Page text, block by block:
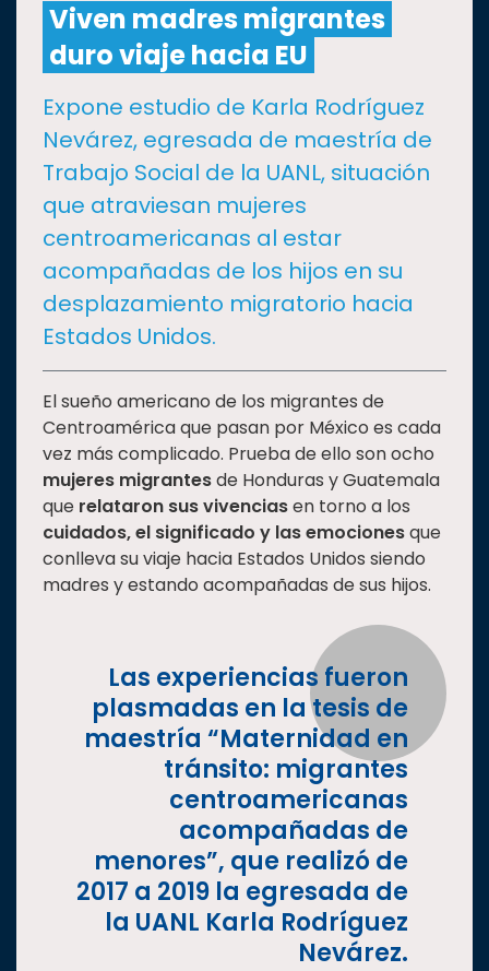
CULTURA
I+D+IEXPERTOS
SALUD
SUSTENTABILIDAD
TEMAS
Oferta
educativa
Estudiantes
Rectoría
Investigación
Internacionalización
Vinculación
Viven madres migrantes
duro viaje hacia EU
Expone estudio de Karla Rodríguez
Nevárez, egresada de maestría de
Trabajo Social de la UANL, situación
que atraviesan mujeres
centroamericanas al estar
acompañadas de los hijos en su
desplazamiento migratorio hacia
Estados Unidos.
El sueño americano de los migrantes de
Centroamérica que pasan por México es cada
vez más complicado. Prueba de ello son ocho
mujeres migrantesde Honduras y Guatemala
que relataron sus vivenciasen torno a los
cuidados, el significado y las emocionesque
conlleva su viaje hacia Estados Unidos siendo
madres y estando acompañadas de sus hijos.
Las experiencias fueron
plasmadas en la tesis de
maestría “Maternidad en
tránsito: migrantes
centroamericanas
acompañadas de
menores”, que realizó de
2017 a 2019 la egresada de
la UANL Karla Rodríguez
Nevárez.